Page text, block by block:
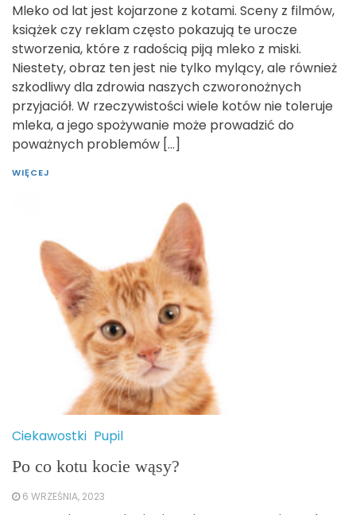
Mleko od lat jest kojarzone z kotami. Sceny z filmów,
książek czy reklam często pokazują te urocze
stworzenia, które z radością piją mleko z miski.
Niestety, obraz ten jest nie tylko mylący, ale również
szkodliwy dla zdrowia naszych czworonożnych
przyjaciół. W rzeczywistości wiele kotów nie toleruje
mleka, a jego spożywanie może prowadzić do
poważnych problemów […]
WIĘCEJ
Ciekawostki Pupil
Po co kotu kocie wąsy?
6 WRZEŚNIA, 2023